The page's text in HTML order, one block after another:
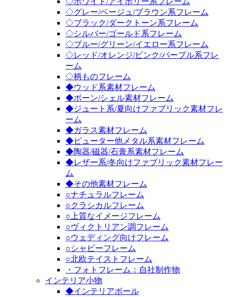
◇グレー/ベージュ/ブラウン系フレーム
◇ブラック/ダークトーン系フレーム
◇シルバー/ゴールド系フレーム
◇ブルー/グリーン/イエロー系フレーム
◇レッド/オレンジ/ピンク/パープル系フレ
ーム
◇柄ものフレーム
◆ウッド系素材フレーム
◆ボーン/シェル素材フレーム
◆ジュート系/夏向けファブリック素材フレ
ーム
◆ガラス素材フレーム
◆ピューター他メタル系素材フレーム
◆陶器/磁器/石膏系素材フレーム
◆レザー系/冬向けファブリック素材フレー
ム
◆その他素材フレーム
○ナチュラルフレーム
○クラシカルフレーム
○上質なイメージフレーム
○ヴィクトリアン調フレーム
○ウェディング向けフレーム
○シャビーフレーム
○北欧テイストフレーム
・フォトフレーム：自社制作物
インテリア小物
◆インテリアボール